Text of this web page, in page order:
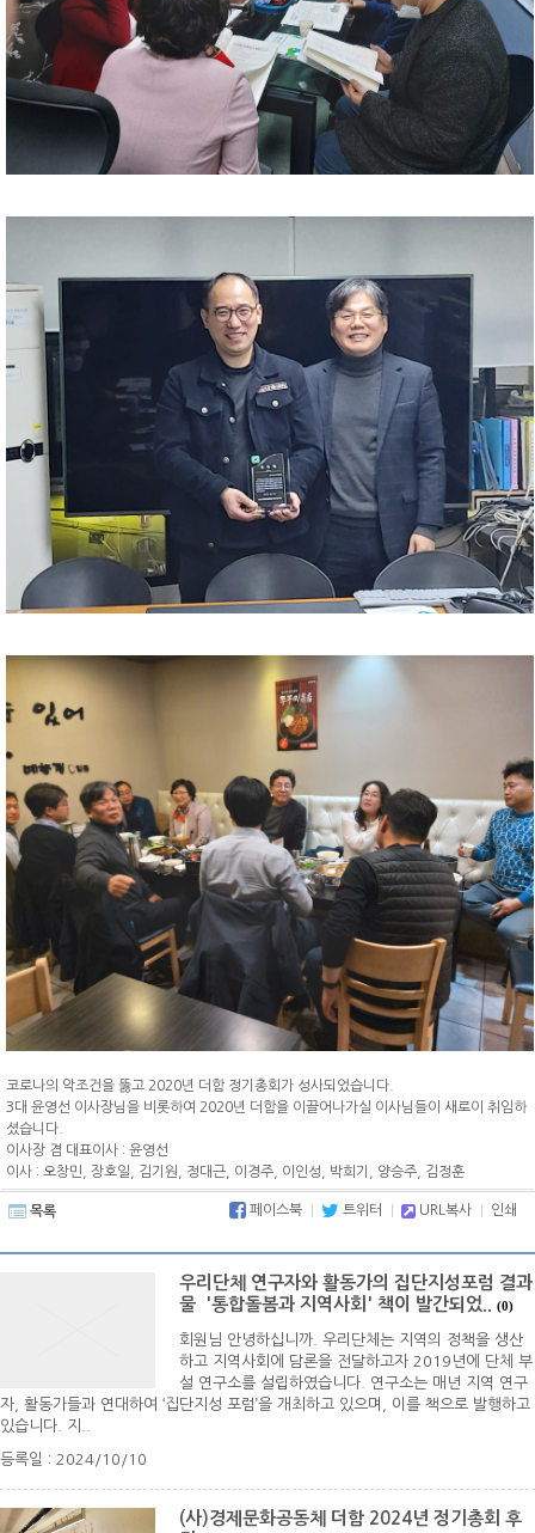
코로나의 악조건을 뚫고 2020년 더함 정기총회가 성사되었습니다.
3대 윤영선 이사장님을 비롯하여 2020년 더함을 이끌어나가실 이사님들이 새로이 취임하
셨습니다.
이사장 겸 대표이사 : 윤영선
이사 : 오창민, 장호일, 김기원, 정대근, 이경주, 이인성, 박희기, 양승주, 김정훈
목록 페이스북 트위터 URL복사 인쇄
우리단체 연구자와 활동가의 집단지성포럼 결과
물 '통합돌봄과 지역사회' 책이 발간되었..
(0)
회원님 안녕하십니까. 우리단체는 지역의 정책을 생산
하고 지역사회에 담론을 전달하고자 2019년에 단체 부
설 연구소를 설립하였습니다. 연구소는 매년 지역 연구
자, 활동가들과 연대하여 ‘집단지성 포럼’을 개최하고 있으며, 이를 책으로 발행하고
있습니다. 지..
등록일 : 2024/10/10
(사)경제문화공동체 더함 2024년 정기총회 후